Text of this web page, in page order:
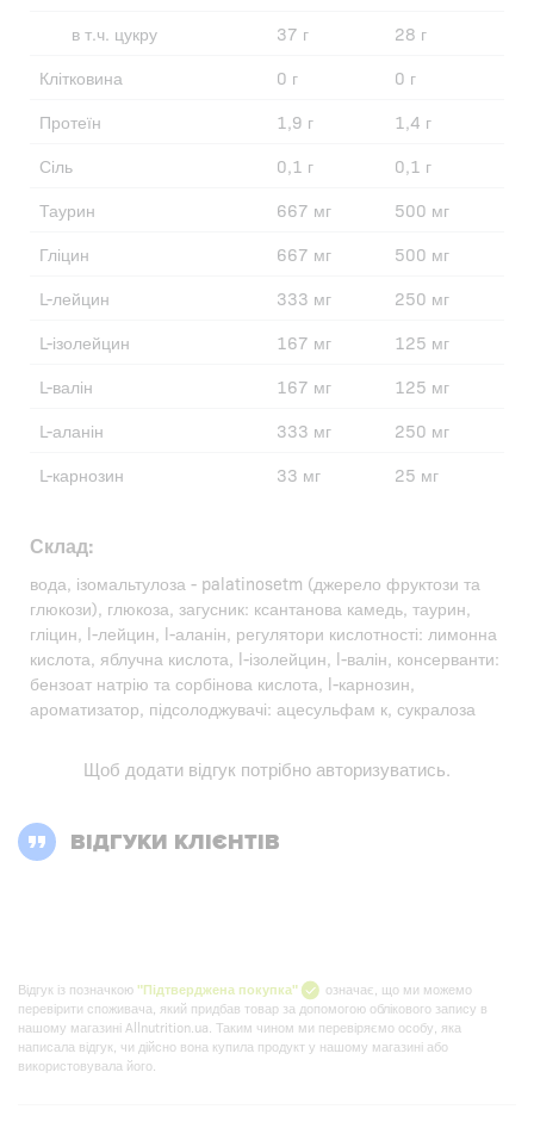
в т.ч. цукру
37 г
28 г
Клітковина
0 г
0 г
Протеїн
1,9 г
1,4 г
Сіль
0,1 г
0,1 г
Таурин
667 мг
500 мг
Гліцин
667 мг
500 мг
L-лейцин
333 мг
250 мг
L-ізолейцин
167 мг
125 мг
L-валін
167 мг
125 мг
L-аланін
333 мг
250 мг
L-карнозин
33 мг 25 мг
Склад:
вода, ізомальтулоза - palatinosetm (джерело фруктози та
глюкози), глюкоза, загусник: ксантанова камедь, таурин,
гліцин, l-лейцин, l-аланін, регулятори кислотності: лимонна
кислота, яблучна кислота, l-ізолейцин, l-валін, консерванти:
бензоат натрію та сорбінова кислота, l-карнозин,
ароматизатор, підсолоджувачі: ацесульфам к, сукралоза
Щоб додати відгук потрібно авторизуватись.
ВІДГУКИ КЛІЄНТІВ
Відгук із позначкою"Підтверджена покупка"
означає, що ми можемо
перевірити споживача, який придбав товар за допомогою облікового запису в
нашому магазині Allnutrition.ua. Таким чином ми перевіряємо особу, яка
написала відгук, чи дійсно вона купила продукт у нашому магазині або
використовувала його.